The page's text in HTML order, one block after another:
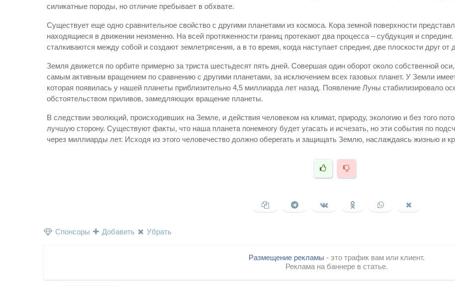
силикатные породы, но отличие пребывает в обхвате.
Существует еще одно сравнительное свойство с другими планетами из космоса. Кора земной поверхности
находящиеся в движении неизменно. На всей протяженности границ протекают два процесса – субдукция и
сталкиваются между собой и создают землетрясения, а в то время, когда наступает спрединг, две плоскости друг от
Земля движется по орбите примерно за триста шестьдесят пять дней. Совершая один оборот около собственной
самым активным вращением по сравнению с другими планетами, за исключением всех газовых планет. У Земли
которая появилась у нашей планеты приблизительно 4,5 миллиарда лет назад. Появление Луны стабилизировало
обстоятельством приливов, замедляющих вращение планеты.
В следствии эволюций, происходивших на Земле, и действия человеком на климат, природу, экологию и без того
лучшую сторону. Существуют факты, что наша планета понемногу будет угасать и исчезать, но эти события по
через миллиарды лет. Исходя из этого человечество должно оберегать и защищать Землю, наслаждаясь жизнью и
Спонсоры Добавить Убрать
Размещение рекламы - это трафик вам или клиент.
Реклама на баннере в статье.